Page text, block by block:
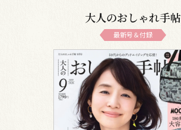
大人のおしゃれ手帖
最新号＆付録